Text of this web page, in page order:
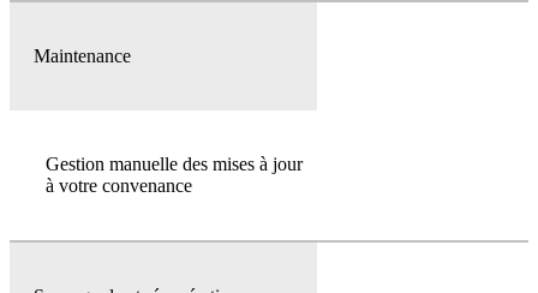
Maintenance
Gestion manuelle des mises à jour
à votre convenance